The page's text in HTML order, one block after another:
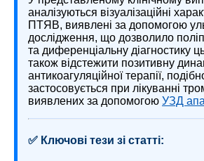
аналізуються візуалізаційні
ПТЯВ, виявлені за допомогою
дослідження, що дозволило
та диференціальну діагностику
також відстежити позитивну
антикоагуляційної терапії,
застосовується при лікуванні
виявлених за допомогою УЗД
✅ Ключові тези зі статті: